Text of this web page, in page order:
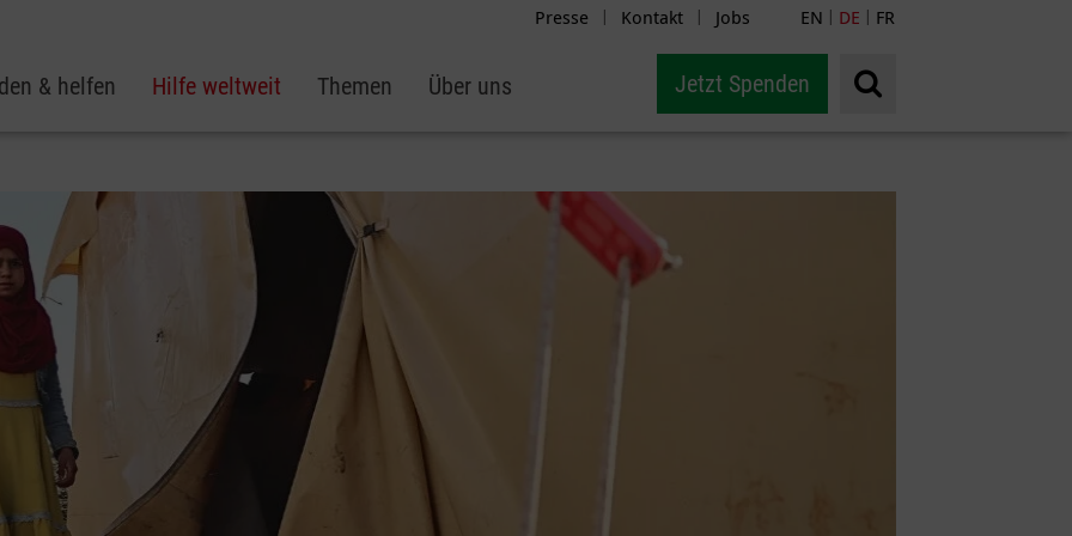
Presse | Kontakt | Jobs EN | DE | FR
& helfen Hilfe weltweit Themen Über uns Jetzt Spenden